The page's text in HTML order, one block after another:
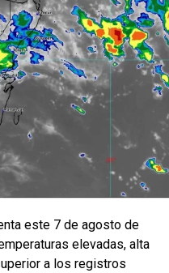
Control Interno, así
Ética y las acciones
de integridad,
dentro de la
consolidar
un ejercicio
y una
el fortalecimiento del
permanente con
contribuye a construir
para las y los
este 7 de agosto de
elevadas, alta
a los registros